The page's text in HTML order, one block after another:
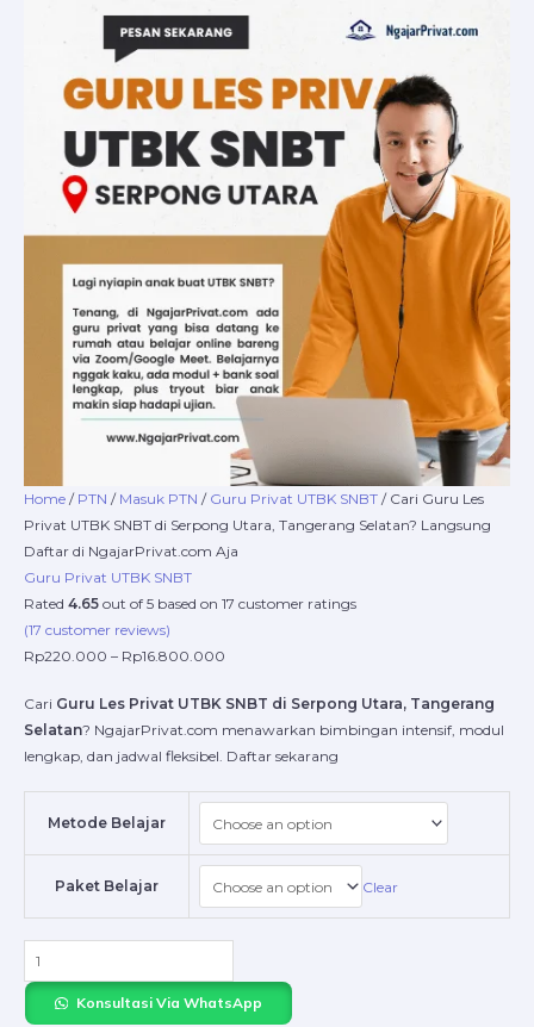
Home / PTN / Masuk PTN / Guru Privat UTBK SNBT / Cari Guru Les
Privat UTBK SNBT di Serpong Utara, Tangerang Selatan? Langsung
Daftar di NgajarPrivat.com Aja
Guru Privat UTBK SNBT
Rated 4.65 out of 5 based on 17 customer ratings
(17 customer reviews)
Rp220.000 – Rp16.800.000
Price
range:
through
Cari Guru Les Privat UTBK SNBT di Serpong Utara, Tangerang
Selatan? NgajarPrivat.com menawarkan bimbingan intensif, modul
lengkap, dan jadwal fleksibel. Daftar sekarang
Metode Belajar
Paket Belajar Clear
Privat
Serpong
Selatan?
NgajarPrivat.com
Konsultasi Via WhatsApp